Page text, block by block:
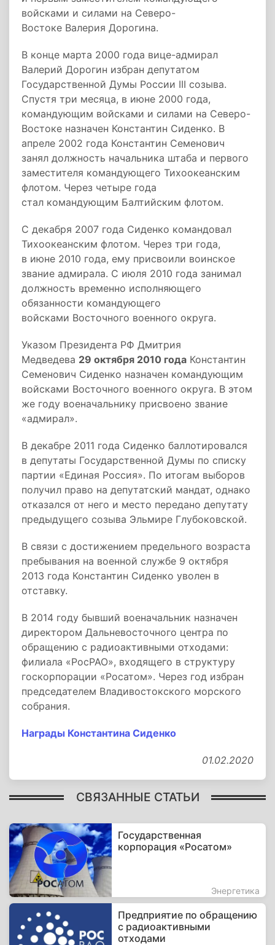
войсками и силами на Северо-
Востоке Валерия Дорогина.
В конце марта 2000 года вице-адмирал
Валерий Дорогин избран депутатом
Государственной Думы России III созыва.
Спустя три месяца, в июне 2000 года,
командующим войсками и силами на Северо-
Востоке назначен Константин Сиденко. В
апреле 2002 года Константин Семенович
занял должность начальника штаба и первого
заместителя командующего Тихоокеанским
флотом. Через четыре года
стал командующим Балтийским флотом.
С декабря 2007 года Сиденко командовал
Тихоокеанским флотом. Через три года,
в июне 2010 года, ему присвоили воинское
звание адмирала. С июля 2010 года занимал
должность временно исполняющего
обязанности командующего
войсками Восточного военного округа.
Указом Президента РФ Дмитрия
Медведева 29 октября 2010 года Константин
Семенович Сиденко назначен командующим
войсками Восточного военного округа. В этом
же году военачальнику присвоено звание
«адмирал».
В декабре 2011 года Сиденко баллотировался
в депутаты Государственной Думы по списку
партии «Единая Россия». По итогам выборов
получил право на депутатский мандат, однако
отказался от него и место передано депутату
предыдущего созыва Эльмире Глубоковской.
В связи с достижением предельного возраста
пребывания на военной службе 9 октября
2013 года Константин Сиденко уволен в
отставку.
В 2014 году бывший военачальник назначен
директором Дальневосточного центра по
обращению с радиоактивными отходами:
филиала «РосРАО», входящего в структуру
госкорпорации «Росатом». Через год избран
председателем Владивостокского морского
собрания.
Награды Константина Сиденко
01.02.2020
СВЯЗАННЫЕ СТАТЬИ
Государственная
корпорация «Росатом»
Энергетика
Предприятие по обращению
с радиоактивными
отходами